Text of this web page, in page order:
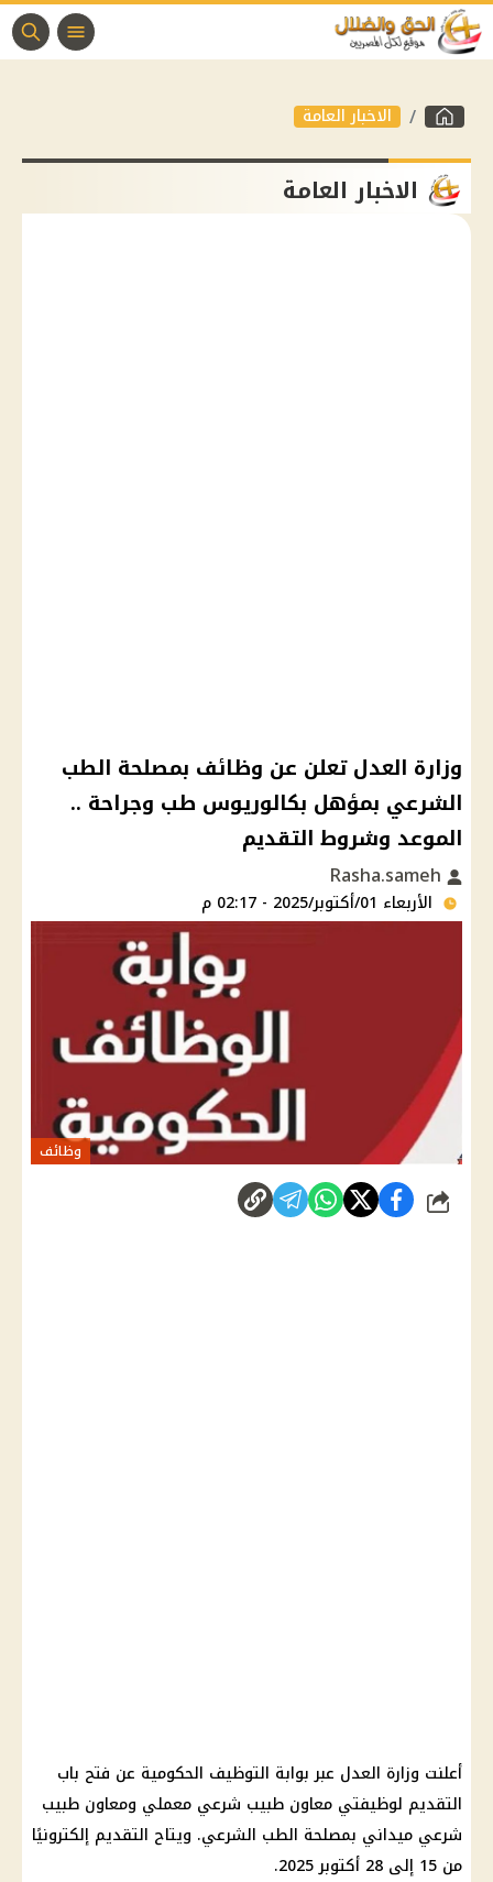
الاخبار العامة
الاخبار العامة
وزارة العدل تعلن عن وظائف بمصلحة الطب
الشرعي بمؤهل بكالوريوس طب وجراحة ..
الموعد وشروط التقديم
الأربعاء 01/أكتوبر/2025 - 02:17 م
وظائف
شارك
أعلنت وزارة العدل عبر بوابة التوظيف الحكومية عن فتح باب
التقديم لوظيفتي معاون طبيب شرعي معملي ومعاون طبيب
شرعي ميداني بمصلحة الطب الشرعي. ويتاح التقديم إلكترونيًا
من 15 إلى 28 أكتوبر 2025.